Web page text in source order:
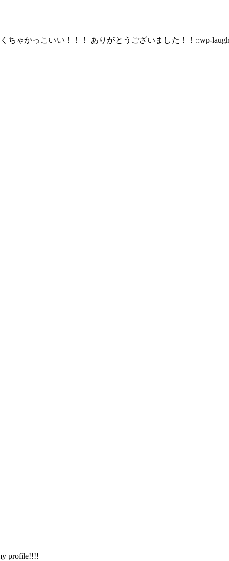
ちゃかっこいい！！！ ありがとうございました！！::wp-
profile!!!!